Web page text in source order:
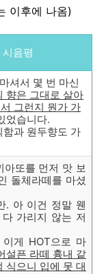
이후에 나옴)
음평
셔서 몇 번 마신
향은 그대로 살아
그런지 뭔가 가
었습니다.
과 원두향도 가
아또를 먼저 맛 보
돌체라떼를 마셨
. 아 이건 정말 웬
가리지 않는 저
이게 HOT으로 마
설픈 라떼 흉내 같
식으니 입에 못 대